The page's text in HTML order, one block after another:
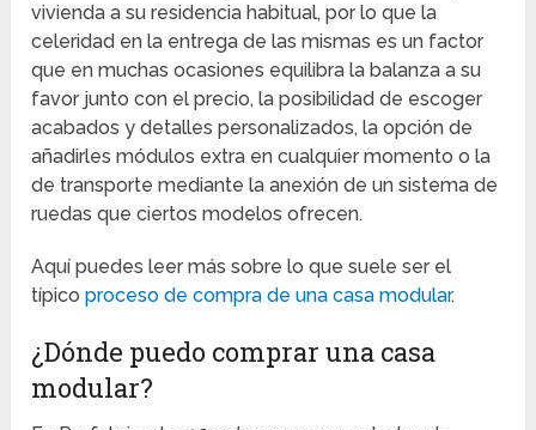
vivienda a su residencia habitual, por lo que la
celeridad en la entrega de las mismas es un factor
que en muchas ocasiones equilibra la balanza a su
favor junto con el precio, la posibilidad de escoger
acabados y detalles personalizados, la opción de
añadirles módulos extra en cualquier momento o la
de transporte mediante la anexión de un sistema de
ruedas que ciertos modelos ofrecen.
Aquí puedes leer más sobre lo que suele ser el
típicoproceso de compra de una casa modular.
¿Dónde puedo comprar una casa
modular?